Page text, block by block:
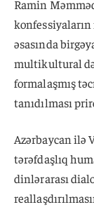
Ramin
əsasında
multikultural
formalaşmış
tanıdılması
Azərbaycan ilə
tərəfdaşlıq
dinlərarası